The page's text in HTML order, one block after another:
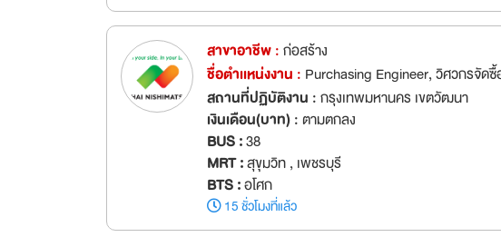
สาขาอาชีพ :ก่อสร้าง
ชื่อตำเเหน่งงาน : Purchasing Engineer, วิศวกรจัด
สถานที่ปฏิบัติงาน :กรุงเทพมหานคร เขตวัฒนา
เงินเดือน(บาท) :ตามตกลง
BUS :38
MRT :สุขุมวิท , เพชรบุรี
BTS :อโศก
15 ชั่วโมงที่แล้ว